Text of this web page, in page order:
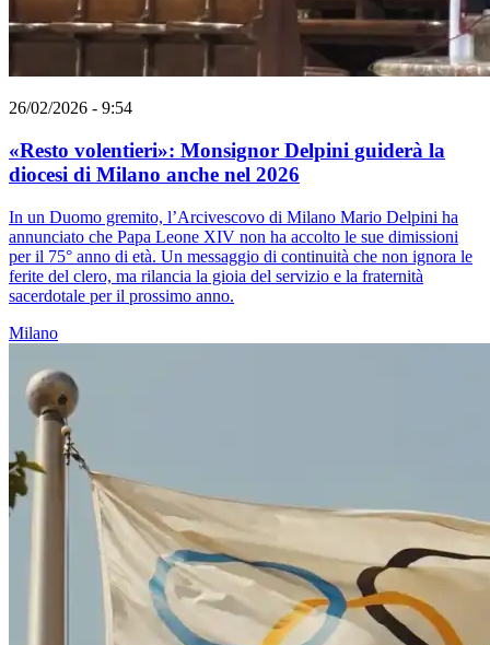
26/02/2026 - 9:54
«Resto volentieri»: Monsignor Delpini guiderà la
diocesi di Milano anche nel 2026
In un Duomo gremito, l’Arcivescovo di Milano Mario Delpini ha
annunciato che Papa Leone XIV non ha accolto le sue dimissioni
per il 75° anno di età. Un messaggio di continuità che non ignora le
ferite del clero, ma rilancia la gioia del servizio e la fraternità
sacerdotale per il prossimo anno.
Milano